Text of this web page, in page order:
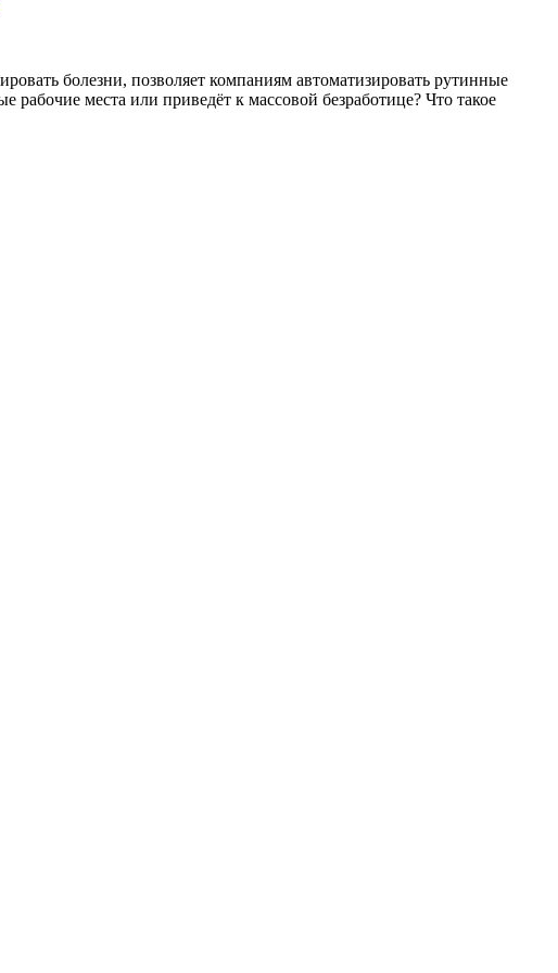
болезни, позволяет компаниям автоматизировать рутинные
места или приведёт к массовой безработице? Что такое